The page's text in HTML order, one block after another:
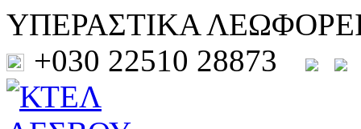
ΥΠΕΡΑΣΤΙΚΑ
+030 22510 28873